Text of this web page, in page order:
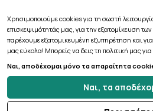
Copyright © 2026
Χρησιμοποιούμε cookies για τη σωστή
επισκεψιμότητάς μας, για την εξατομίκευση
παρέχουμε εξατομικευμένη εξυπηρέτηση και
μας εύκολα! Μπορείς να δεις τη πολιτική μας
Ναι, αποδέχομαι μόνο τα απαραίτητα
Ναι, τα